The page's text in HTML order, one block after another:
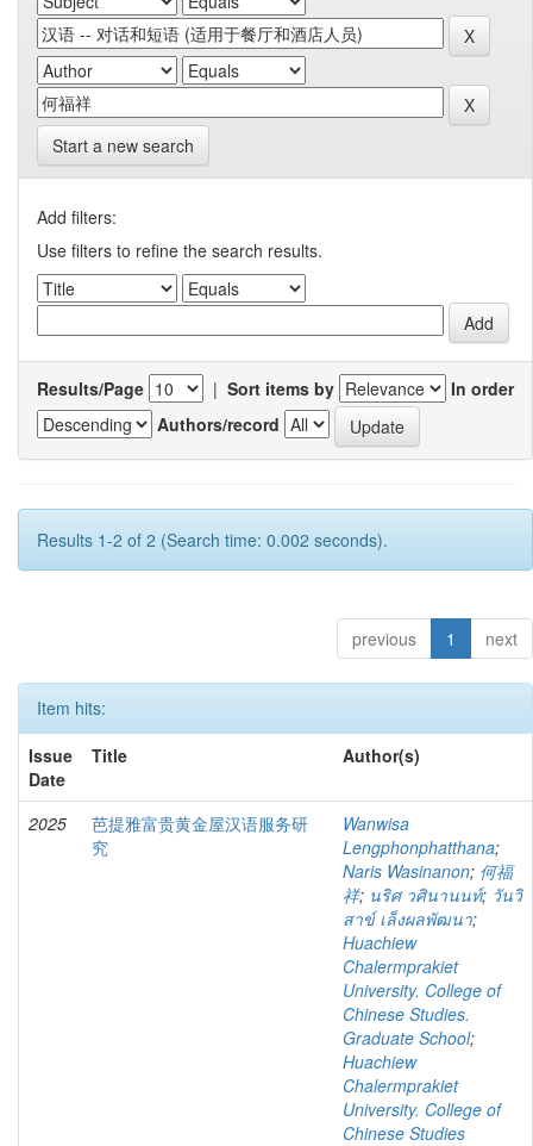
Start a new search
Add filters:
Use filters to refine the search results.
Results/Page | Sort items by
In order
Authors/record
Results 1-2 of 2 (Search time: 0.002 seconds).
previous 1 next
Item hits:
Issue
Date
Title Author(s)
2025
芭提雅富贵黄金屋汉语服务研
究
Wanwisa
Lengphonphatthana;
Naris Wasinanon; 何福
祥; นริศ วศินานนท์; วันวิ
สาข์ เล็งผลพัฒนา;
Huachiew
Chalermprakiet
University. College of
Chinese Studies.
Graduate School;
Huachiew
Chalermprakiet
University. College of
Chinese Studies